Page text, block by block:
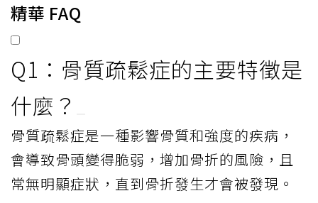
精華 FAQ
Q1：骨質疏鬆症的主要特徵是
什麼？
骨質疏鬆症是一種影響骨質和強度的疾病，
會導致骨頭變得脆弱，增加骨折的風險，且
常無明顯症狀，直到骨折發生才會被發現。